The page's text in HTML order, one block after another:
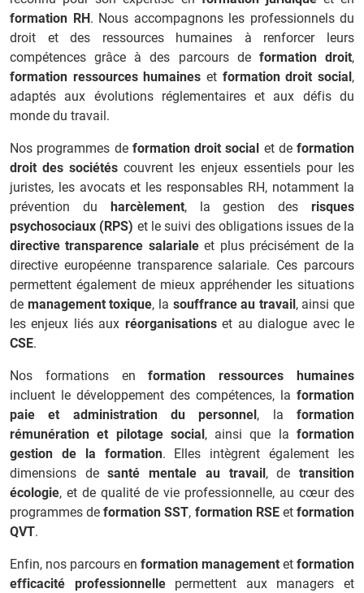
formation RH. Nous accompagnons les professionnels du
droit et des ressources humaines à renforcer leurs
compétences grâce à des parcours de formation droit,
formation ressources humaines et formation droit social,
adaptés aux évolutions réglementaires et aux défis du
monde du travail.
Nos programmes de formation droit social et de formation
droit des sociétés couvrent les enjeux essentiels pour les
juristes, les avocats et les responsables RH, notamment la
prévention du harcèlement, la gestion desrisques
psychosociaux (RPS) et le suivi des obligations issues de la
directive transparence salarialeet plus précisément de la
directive européenne transparence salariale. Ces parcours
permettent également de mieux appréhender les situations
de management toxique, la souffrance au travail, ainsi que
les enjeux liés aux réorganisationset au dialogue avec le
CSE.
Nos formations enformation ressources humaines
incluent le développement des compétences, la formation
paie et administration du personnel, laformation
rémunération et pilotage social, ainsi que laformation
gestion de la formation. Elles intègrent également les
dimensions desanté mentale au travail, detransition
écologie, et de qualité de vie professionnelle, au cœur des
programmes deformation SST, formation RSEetformation
QVT.
Enfin, nos parcours en formation management et formation
efficacité professionnellepermettent aux managers et